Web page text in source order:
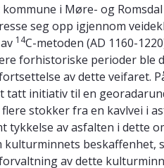
kommune i Møre- og
seg opp igjennom
14C-metoden (AD 1160-
forhistoriske perioder ble
av dette veifaret.
tatt initiativ til en
stokker fra en kavlvei i
tykkelse av asfalten i dette
kulturminnets
av dette